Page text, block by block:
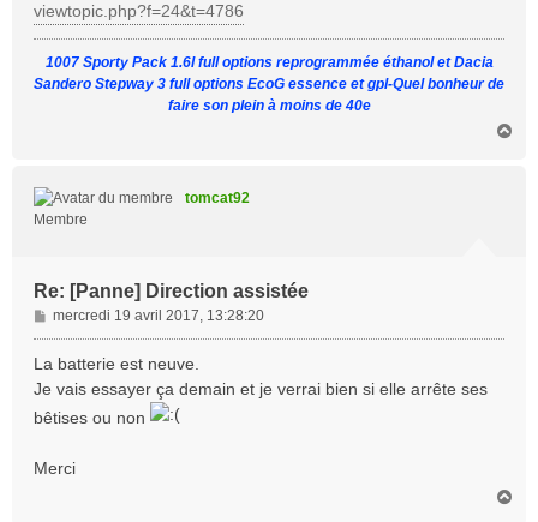
viewtopic.php?f=24&t=4786
1007 Sporty Pack 1.6l full options reprogrammée éthanol et Dacia
Sandero Stepway 3 full options EcoG essence et gpl-Quel bonheur de
faire son plein à moins de 40e
tomcat92
Membre
Re: [Panne] Direction assistée
M
e
s
g
mercredi 19 avril 2017, 13:28:20
La batterie est neuve.
Je vais essayer ça demain et je verrai bien si elle arrête ses
bêtises ou non
Merci